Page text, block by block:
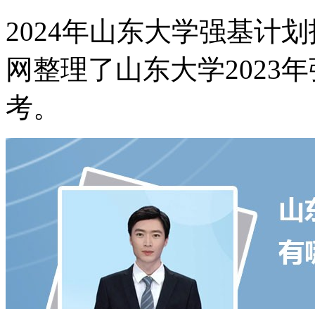
2024年山东大学强基计
网整理了山东大学2023
考。